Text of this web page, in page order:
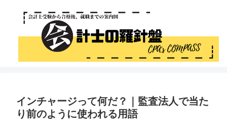
インチャージって何だ？｜監査法人で当た
り前のように使われる用語